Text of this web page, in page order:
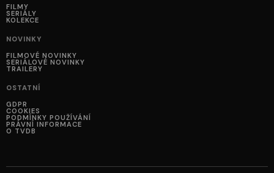
FILMY
SERIÁLY
KOLEKCE
NOVINKY
FILMOVÉ NOVINKY
SERIÁLOVÉ NOVINKY
TRAILERY
OSTATNÍ
GDPR
COOKIES
PODMÍNKY POUŽÍVÁNÍ
PRÁVNÍ INFORMACE
O TVDB